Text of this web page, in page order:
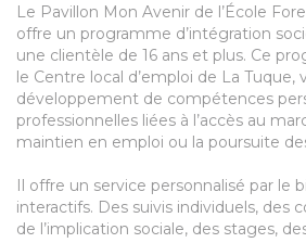
Le Pavillon Mon Avenir de l’École
offre un programme d’intégration
une clientèle de 16 ans et plus. Ce
le Centre local d’emploi de La Tuque,
développement de compétences
professionnelles liées à l’accès au
maintien en emploi ou la poursuite
Il offre un service personnalisé par le
interactifs. Des suivis individuels, des
de l’implication sociale, des stages,